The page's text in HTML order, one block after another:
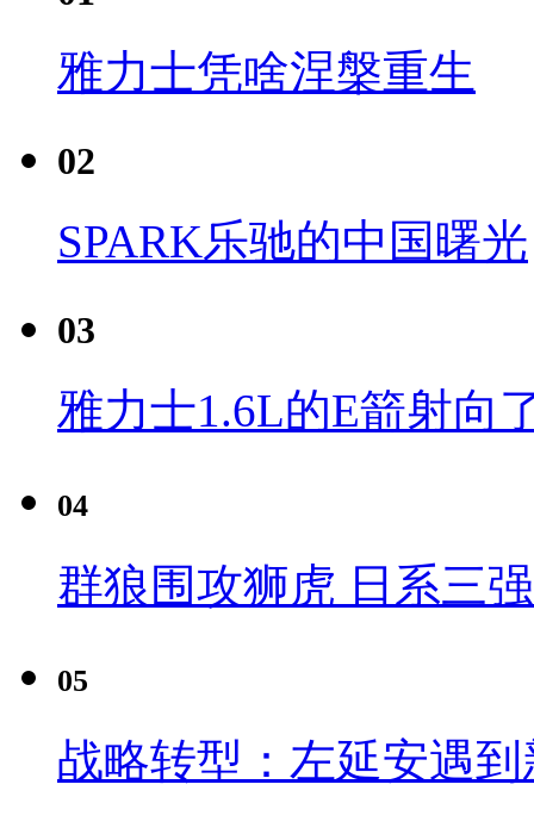
雅力士凭啥涅槃重生
02
SPARK乐驰的中国曙光
03
雅力士1.6L的E箭射向
04
群狼围攻狮虎 日系三
05
战略转型：左延安遇